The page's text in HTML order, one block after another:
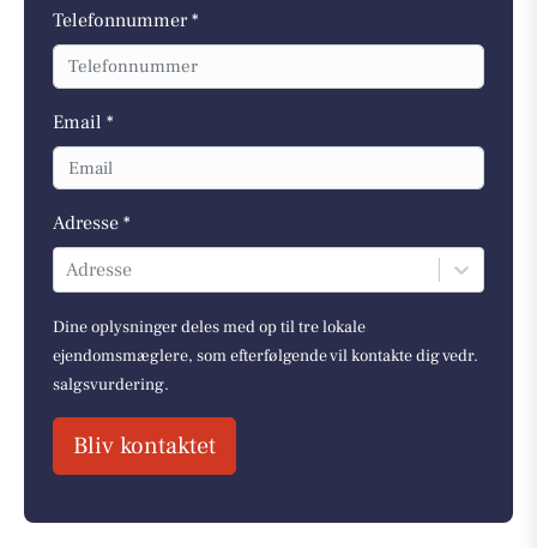
Telefonnummer *
Email *
Adresse *
Adresse
Dine oplysninger deles med op til tre lokale
ejendomsmæglere, som efterfølgende vil kontakte dig vedr.
salgsvurdering.
Bliv kontaktet